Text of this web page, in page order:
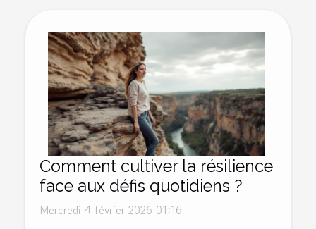
Comment cultiver la résilience
face aux défis quotidiens ?
Mercredi 4 février 2026 01:16